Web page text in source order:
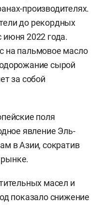
производителях.
до рекордных
2022 года.
на пальмовое масло
сырой
за собой
поля
явление Эль-
в Азии, сократив
масел и
показало снижение